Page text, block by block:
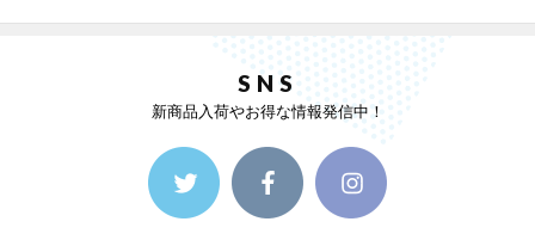
SNS
新商品入荷やお得な情報発信中！